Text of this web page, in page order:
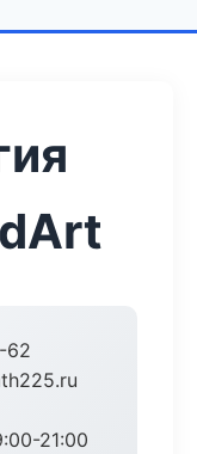
62
21:00